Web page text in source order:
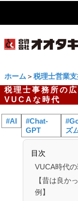
ホーム ＞ 税理士営業
税理士事務所の
VUCAな時代
#AI
#Chat-
GPT
ズ
目次
VUCA時代
【昔は良か
例】